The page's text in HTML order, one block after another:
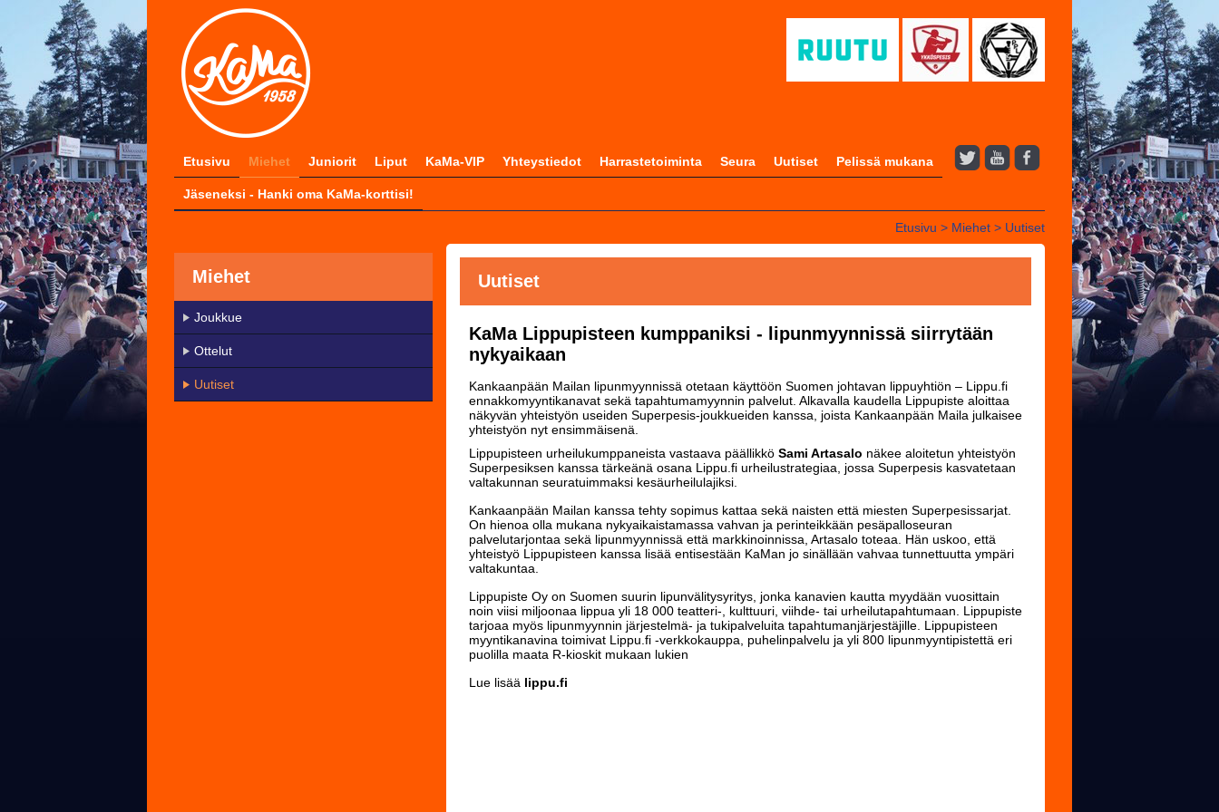
Etusivu Miehet Juniorit Liput KaMa-VIP Yhteystiedot Harrastetoiminta Seura Uutiset Pelissä mukana
Jäseneksi - Hanki oma KaMa-korttisi!
Etusivu > Miehet > Uutiset
Miehet
Joukkue
Ottelut
Uutiset
Uutiset
KaMa Lippupisteen kumppaniksi - lipunmyynnissä siirrytään
nykyaikaan
Kankaanpään Mailan lipunmyynnissä otetaan käyttöön Suomen johtavan lippuyhtiön – Lippu.fi
ennakkomyyntikanavat sekä tapahtumamyynnin palvelut. Alkavalla kaudella Lippupiste aloittaa
näkyvän yhteistyön useiden Superpesis-joukkueiden kanssa, joista Kankaanpään Maila julkaisee
yhteistyön nyt ensimmäisenä.
Lippupisteen urheilukumppaneista vastaava päällikkö Sami Artasalo näkee aloitetun yhteistyön
Superpesiksen kanssa tärkeänä osana Lippu.fi urheilustrategiaa, jossa Superpesis kasvatetaan
valtakunnan seuratuimmaksi kesäurheilulajiksi.
Kankaanpään Mailan kanssa tehty sopimus kattaa sekä naisten että miesten Superpesissarjat.
On hienoa olla mukana nykyaikaistamassa vahvan ja perinteikkään pesäpalloseuran
palvelutarjontaa sekä lipunmyynnissä että markkinoinnissa, Artasalo toteaa. Hän uskoo, että
yhteistyö Lippupisteen kanssa lisää entisestään KaMan jo sinällään vahvaa tunnettuutta ympäri
valtakuntaa.
Lippupiste Oy on Suomen suurin lipunvälitysyritys, jonka kanavien kautta myydään vuosittain
noin viisi miljoonaa lippua yli 18 000 teatteri-, kulttuuri, viihde- tai urheilutapahtumaan. Lippupiste
tarjoaa myös lipunmyynnin järjestelmä- ja tukipalveluita tapahtumanjärjestäjille. Lippupisteen
myyntikanavina toimivat Lippu.fi -verkkokauppa, puhelinpalvelu ja yli 800 lipunmyyntipistettä eri
puolilla maata R-kioskit mukaan lukien
Lue lisää lippu.fi